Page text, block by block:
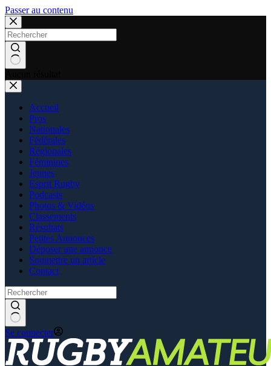
Passer au contenu
Accueil
Pros
Nationales
Fédérales
Régionales
Féminines
Jeunes
Esprit Rugby
Podcasts
Photos & Vidéos
Classements
Résultats
Petites Annonces
Déposer une annonce
Soumettre un article
Contact
Se connecter